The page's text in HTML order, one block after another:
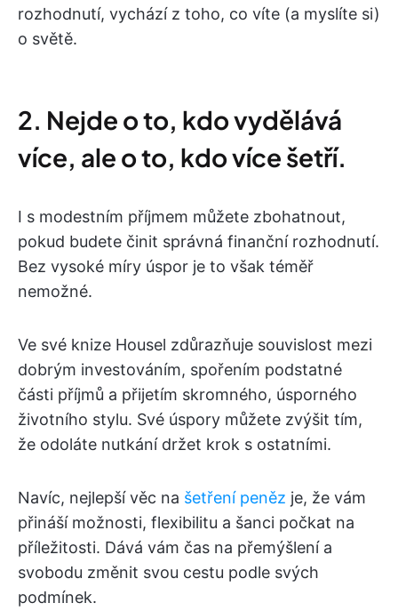
rozhodnutí, vychází z toho, co víte (a myslíte si)
o světě.
2. Nejde o to, kdo vydělává
více, ale o to, kdo více šetří.
I s modestním příjmem můžete zbohatnout,
pokud budete činit správná finanční rozhodnutí.
Bez vysoké míry úspor je to však téměř
nemožné.
Ve své knize Housel zdůrazňuje souvislost mezi
dobrým investováním, spořením podstatné
části příjmů a přijetím skromného, úsporného
životního stylu. Své úspory můžete zvýšit tím,
že odoláte nutkání držet krok s ostatními.
Navíc, nejlepší věc na šetření peněz je, že vám
přináší možnosti, flexibilitu a šanci počkat na
příležitosti. Dává vám čas na přemýšlení a
svobodu změnit svou cestu podle svých
podmínek.